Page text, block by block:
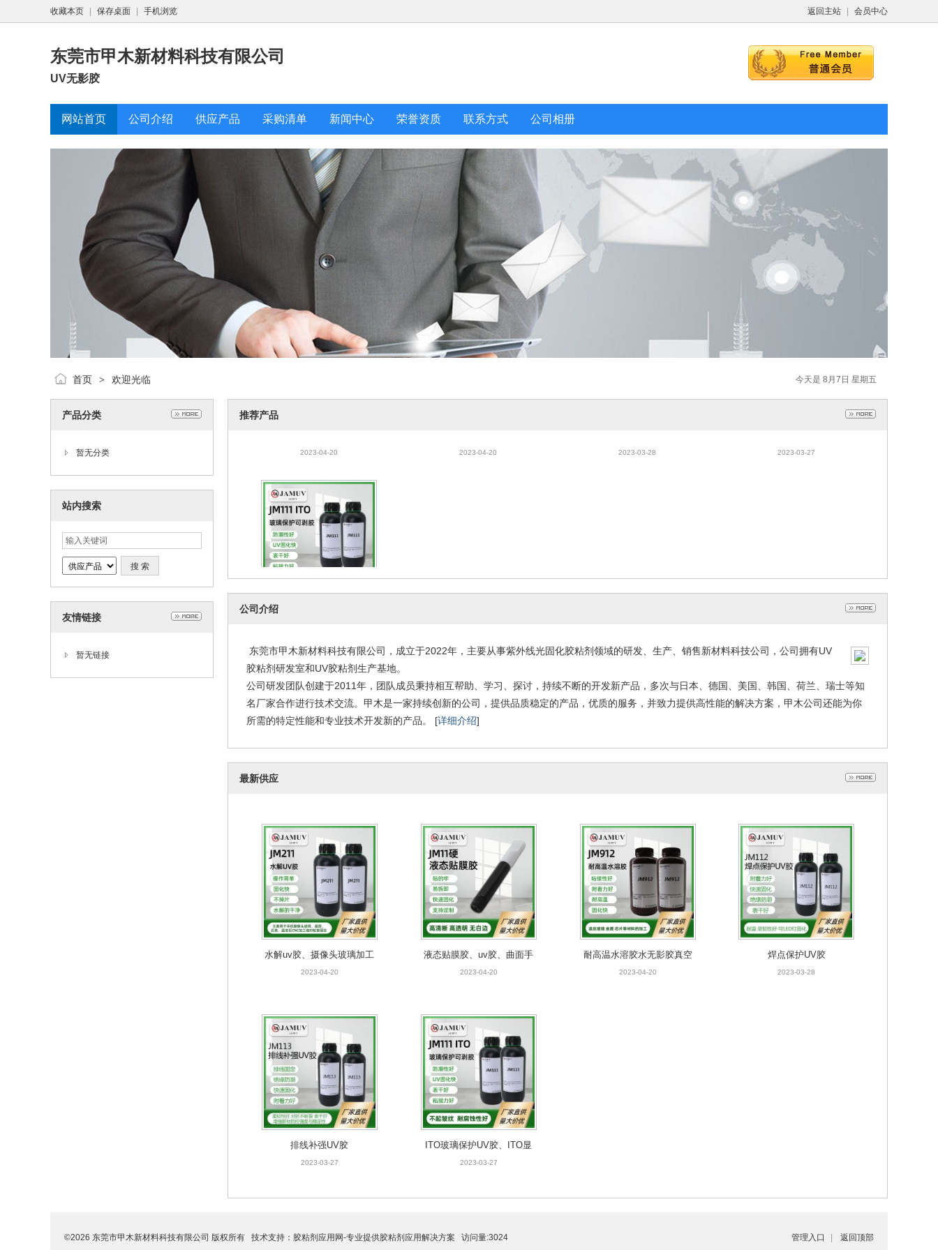
返回主站 会员中心
收藏本页 保存桌面 手机浏览
东莞市甲木新材料科技有限公司
UV无影胶
网站首页 公司介绍 供应产品 采购清单 新闻中心 荣誉资质 联系方式 公司相册
今天是 8月7日 星期五
首页 > 欢迎光临
产品分类
暂无分类
站内搜索
友情链接
暂无链接
推荐产品
解uv胶水
贴膜uv胶水、无影胶
ITO玻璃保护UV胶、ITO显示
水解uv胶、摄像头玻璃加工水
ITO玻璃保护UV胶、ITO显示
屏玻璃LCD玻璃可剥UV胶
2023-03-27
公司介绍
东莞市甲木新材料科技有限公司，成立于2022年，主要从事紫外线光固化胶粘剂领域的研发、生产、销售新材料科技公司，公司拥有UV
胶粘剂研发室和UV胶粘剂生产基地。
公司研发团队创建于2011年，团队成员秉持相互帮助、学习、探讨，持续不断的开发新产品，多次与日本、德国、美国、韩国、荷兰、瑞士等知
名厂家合作进行技术交流。甲木是一家持续创新的公司，提供品质稳定的产品，优质的服务，并致力提供高性能的解决方案，甲木公司还能为你
所需的特定性能和专业技术开发新的产品。 [详细介绍]
最新供应
水解uv胶、摄像头玻璃加工
水解uv胶水
2023-04-20
液态贴膜胶、uv胶、曲面手
机贴膜uv胶水、无影胶
2023-04-20
耐高温水溶胶水无影胶真空
镀膜水溶胶水玻璃芯片加工
2023-04-20
焊点保护UV胶
2023-03-28
排线补强UV胶
2023-03-27
ITO玻璃保护UV胶、ITO显
示屏玻璃LCD玻璃可剥UV
2023-03-27
管理入口 返回顶部
©2026 东莞市甲木新材料科技有限公司 版权所有 技术支持： 胶粘剂应用网-专业提供胶粘剂应用解决方案 访问量:3024